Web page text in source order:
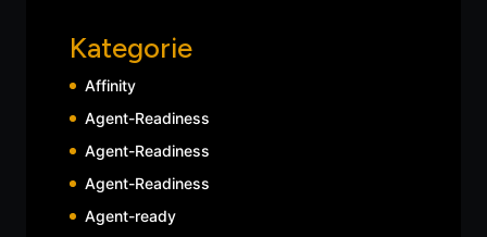
Kategorie
Affinity
Agent-Readiness
Agent-Readiness
Agent-Readiness
Agent-ready